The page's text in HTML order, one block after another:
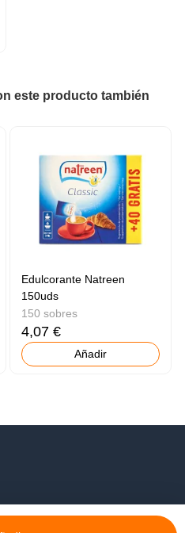
este producto también
Edulcorante Natreen
150uds
150 sobres
4,07 €
Añadir